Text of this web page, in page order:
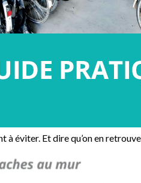
à éviter. Et dire qu’on en